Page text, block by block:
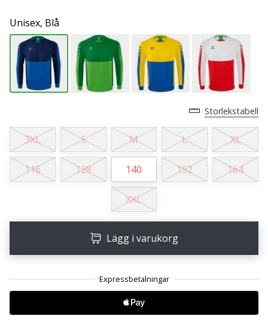
tekniska
uppdateringarna
och
ta
reda
på
om
25. 11. 2024
•
1 min. läsning
Brand
of
handball
brand
Are
Unisex, Blå
Storlekstabell
3XL S M L XL
116 128 140 152 164
XXL
Lägg i varukorg